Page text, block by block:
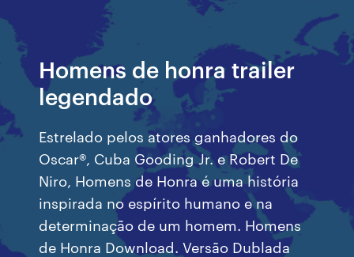
Homens de honra trailer
legendado
Estrelado pelos atores ganhadores do
Oscar®, Cuba Gooding Jr. e Robert De
Niro, Homens de Honra é uma história
inspirada no espírito humano e na
determinação de um homem. Homens
de Honra Download. Versão Dublada